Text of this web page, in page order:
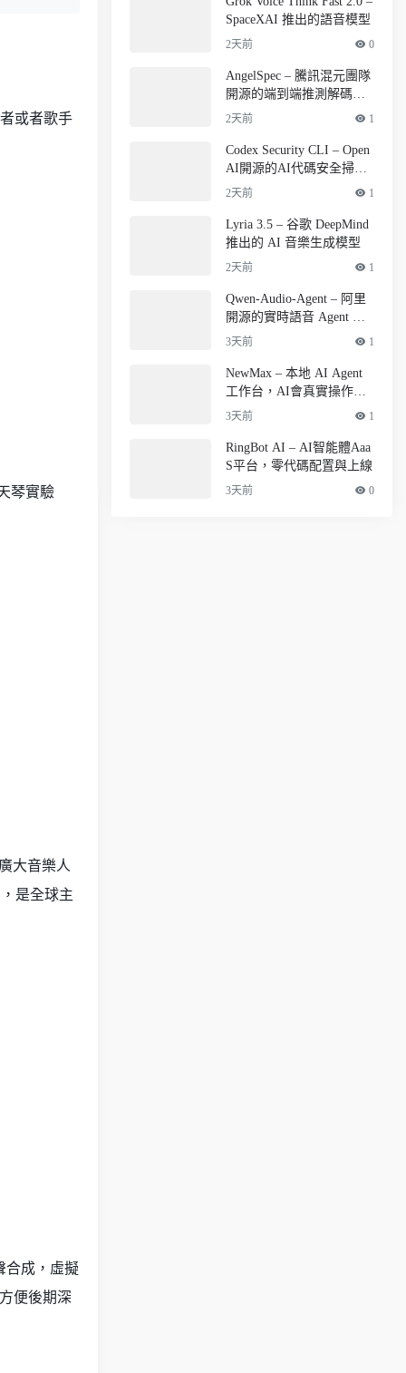
或者歌手
琴實驗
大音樂人
是全球主
合成，虛擬
便後期深
SpaceXAI 推出的語音模型
2天前 0
AngelSpec – 騰訊混元團隊
開源的端到端推測解碼訓
練框架
2天前 1
Codex Security CLI – Open
AI開源的AI代碼安全掃描
CLI工具
2天前 1
Lyria 3.5 – 谷歌 DeepMind
推出的 AI 音樂生成模型
2天前 1
Qwen-Audio-Agent – 阿里
開源的實時語音 Agent 框
架
3天前 1
NewMax – 本地 AI Agent
工作台，AI會真實操作瀏
覽器
3天前 1
RingBot AI – AI智能體Aaa
S平台，零代碼配置與上線
3天前 0